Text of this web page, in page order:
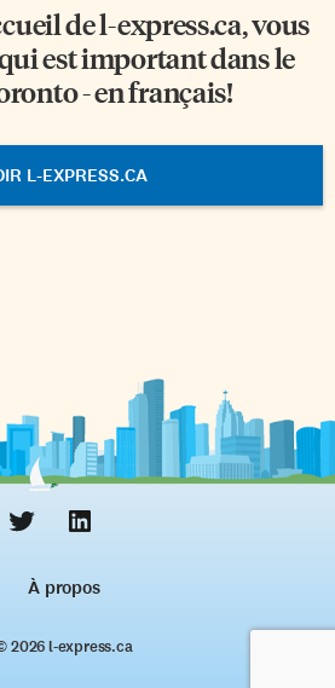
del-express.ca, vous
est important dans le
- en français!
L-EXPRESS.CA
À propos
2026 l‑express.ca